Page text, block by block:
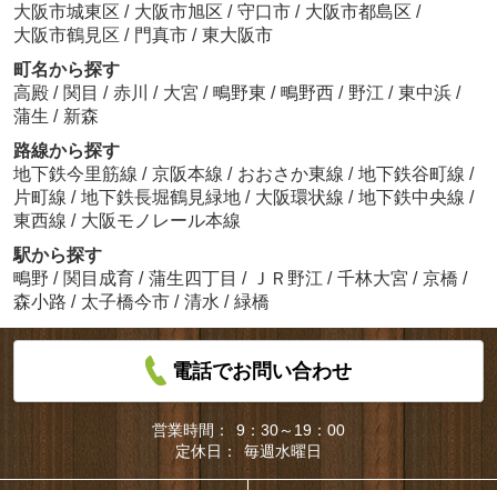
大阪市城東区 / 大阪市旭区 / 守口市 / 大阪市都島区 /
大阪市鶴見区 / 門真市 / 東大阪市
町名から探す
高殿 / 関目 / 赤川 / 大宮 / 鴫野東 / 鴫野西 / 野江 / 東中浜 /
蒲生 / 新森
路線から探す
地下鉄今里筋線 / 京阪本線 / おおさか東線 / 地下鉄谷町線 /
片町線 / 地下鉄長堀鶴見緑地 / 大阪環状線 / 地下鉄中央線 /
東西線 / 大阪モノレール本線
駅から探す
鴫野 / 関目成育 / 蒲生四丁目 / ＪＲ野江 / 千林大宮 / 京橋 /
森小路 / 太子橋今市 / 清水 / 緑橋
電話でお問い合わせ
営業時間：
9：30～19：00
定休日：
毎週水曜日